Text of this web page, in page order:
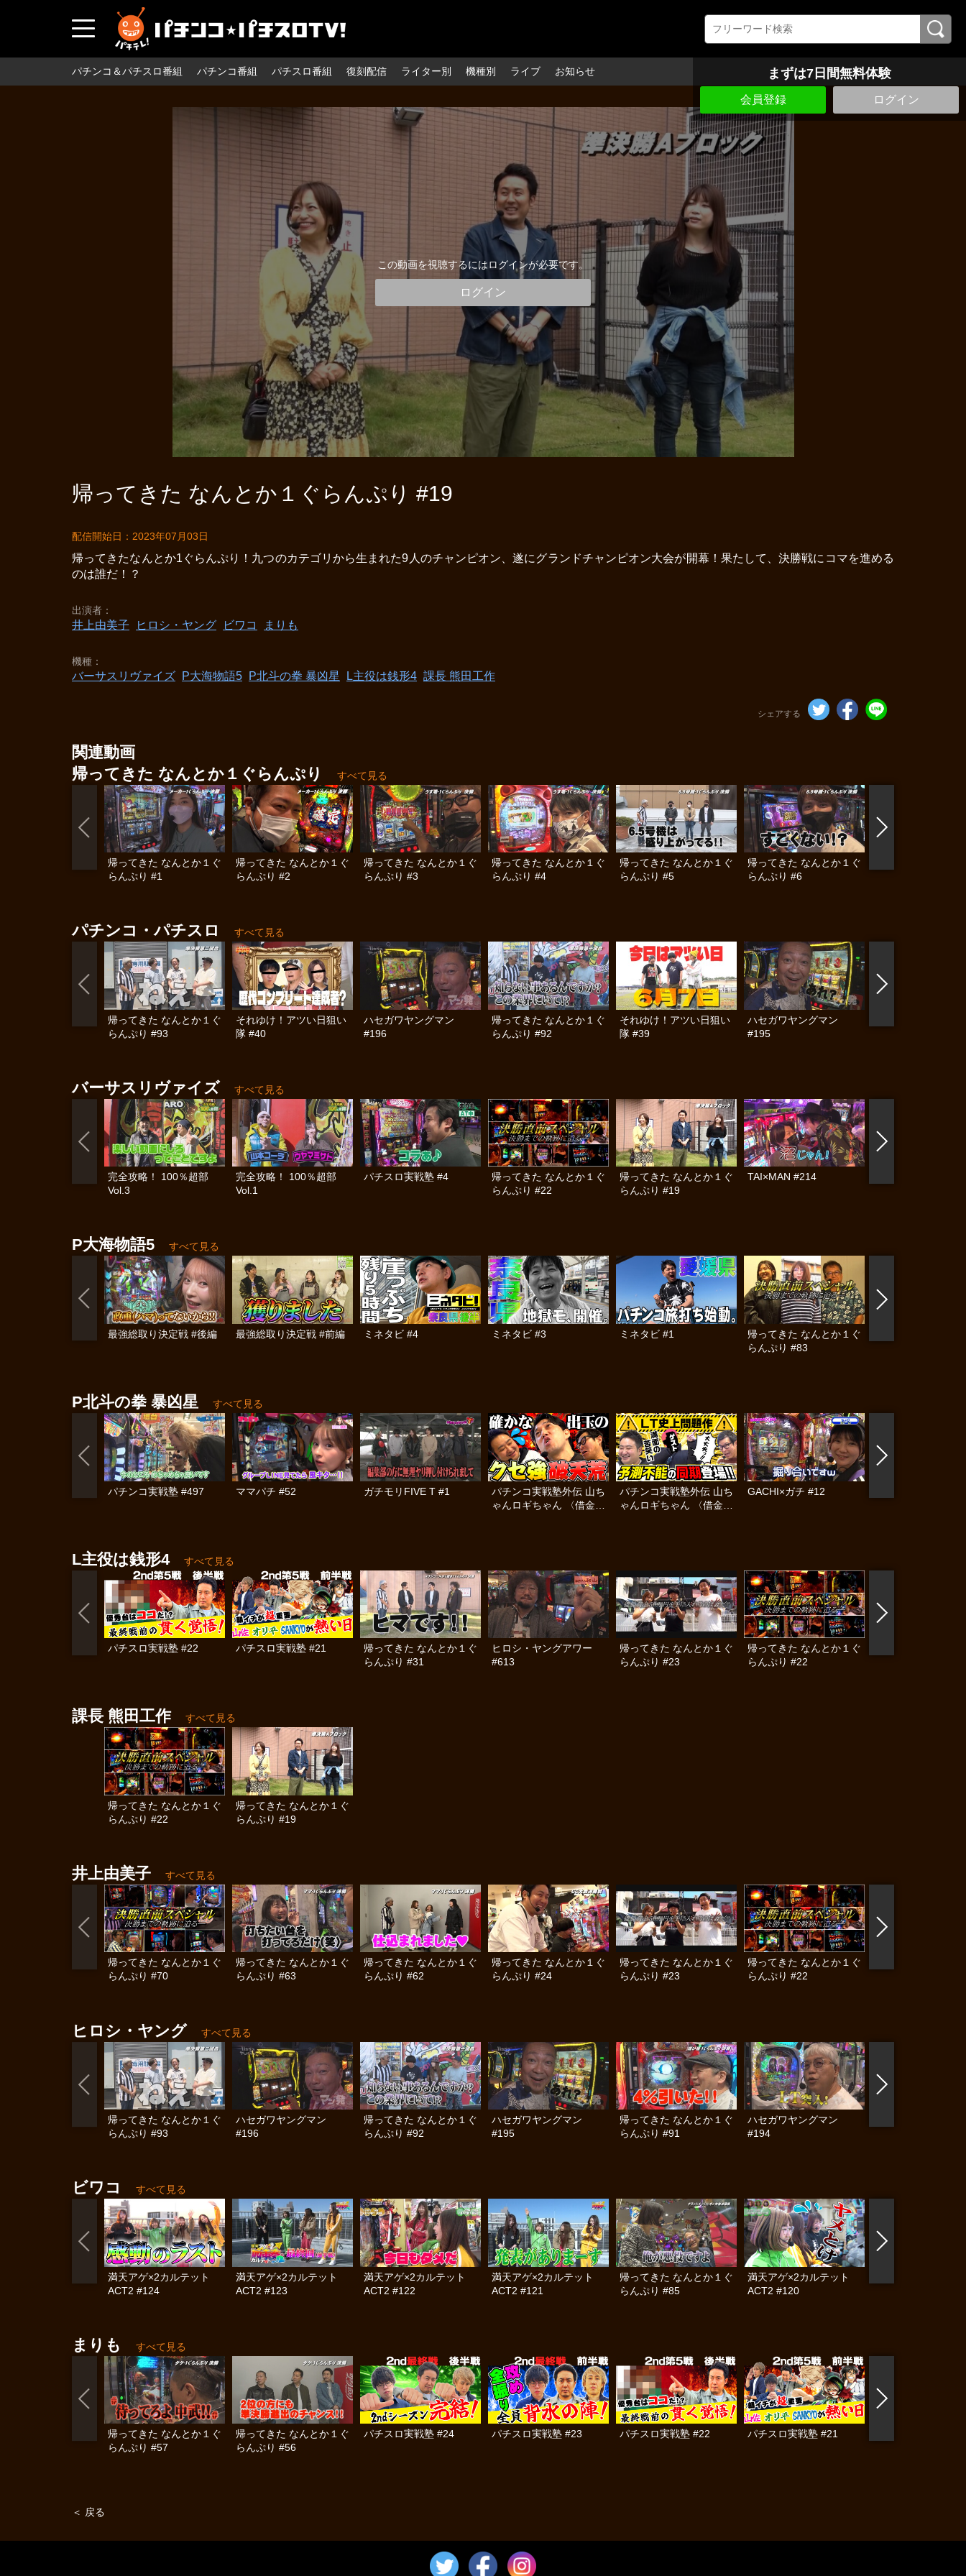
パチンコ＆パチスロ番組 パチンコ番組 パチスロ番組 復刻配信 ライター別 機種別 ライブ お知らせ まずは7日間無料体験
会員登録 ログイン
この動画を視聴するにはログインが必要です。
ログイン
帰ってきた なんとか１ぐらんぷり #19
配信開始日：2023年07月03日
帰ってきたなんとか1ぐらんぷり！九つのカテゴリから生まれた9人のチャンピオン、遂にグランドチャンピオン大会が開幕！果たして、決勝戦にコマを進める
のは誰だ！？
出演者
井上由美子 ヒロシ・ヤング ビワコ まりも
機種
バーサスリヴァイズ P大海物語5 P北斗の拳 暴凶星 L主役は銭形4 課長 熊田工作
シェアする
関連動画
帰ってきた なんとか１ぐらんぷり
すべて見る
帰ってきた なんとか１ぐ
らんぷり #1
帰ってきた なんとか１ぐ
らんぷり #2
帰ってきた なんとか１ぐ
らんぷり #3
帰ってきた なんとか１ぐ
らんぷり #4
帰ってきた なんとか１ぐ
らんぷり #5
帰ってきた なんとか１ぐ
らんぷり #6
パチンコ・パチスロ すべて見る
帰ってきた なんとか１ぐ
らんぷり #93
それゆけ！アツい日狙い
隊 #40
ハセガワヤングマン
#196
帰ってきた なんとか１ぐ
らんぷり #92
それゆけ！アツい日狙い
隊 #39
ハセガワヤングマン
#195
バーサスリヴァイズ すべて見る
完全攻略！ 100％超部
Vol.3
完全攻略！ 100％超部
Vol.1
パチスロ実戦塾 #4
帰ってきた なんとか１ぐ
らんぷり #22
帰ってきた なんとか１ぐ
らんぷり #19
TAI×MAN #214
P大海物語5 すべて見る
最強総取り決定戦 #後編 最強総取り決定戦 #前編 ミネタビ #4 ミネタビ #3 ミネタビ #1
帰ってきた なんとか１ぐ
らんぷり #83
P北斗の拳 暴凶星 すべて見る
パチンコ実戦塾 #497 ママパチ #52 ガチモリFIVE T #1
パチンコ実戦塾外伝 山ち
ゃんロギちゃん 〈借金返
パチンコ実戦塾外伝 山ち
ゃんロギちゃん 〈借金返
GACHI×ガチ #12
L主役は銭形4 すべて見る
パチスロ実戦塾 #22 パチスロ実戦塾 #21
帰ってきた なんとか１ぐ
らんぷり #31
ヒロシ・ヤングアワー
#613
帰ってきた なんとか１ぐ
らんぷり #23
帰ってきた なんとか１ぐ
らんぷり #22
課長 熊田工作 すべて見る
帰ってきた なんとか１ぐ
らんぷり #22
帰ってきた なんとか１ぐ
らんぷり #19
井上由美子 すべて見る
帰ってきた なんとか１ぐ
らんぷり #70
帰ってきた なんとか１ぐ
らんぷり #63
帰ってきた なんとか１ぐ
らんぷり #62
帰ってきた なんとか１ぐ
らんぷり #24
帰ってきた なんとか１ぐ
らんぷり #23
帰ってきた なんとか１ぐ
らんぷり #22
ヒロシ・ヤング すべて見る
帰ってきた なんとか１ぐ
らんぷり #93
ハセガワヤングマン
#196
帰ってきた なんとか１ぐ
らんぷり #92
ハセガワヤングマン
#195
帰ってきた なんとか１ぐ
らんぷり #91
ハセガワヤングマン
#194
ビワコ すべて見る
満天アゲ×2カルテット
ACT2 #124
満天アゲ×2カルテット
ACT2 #123
満天アゲ×2カルテット
ACT2 #122
満天アゲ×2カルテット
ACT2 #121
帰ってきた なんとか１ぐ
らんぷり #85
満天アゲ×2カルテット
ACT2 #120
まりも すべて見る
帰ってきた なんとか１ぐ
らんぷり #57
帰ってきた なんとか１ぐ
らんぷり #56
パチスロ実戦塾 #24 パチスロ実戦塾 #23 パチスロ実戦塾 #22 パチスロ実戦塾 #21
＜ 戻る